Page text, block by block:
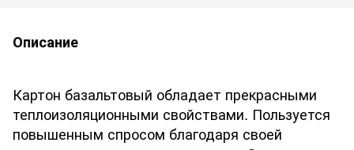
Описание
Картон базальтовый обладает прекрасными
теплоизоляционными свойствами. Пользуется
повышенным спросом благодаря своей